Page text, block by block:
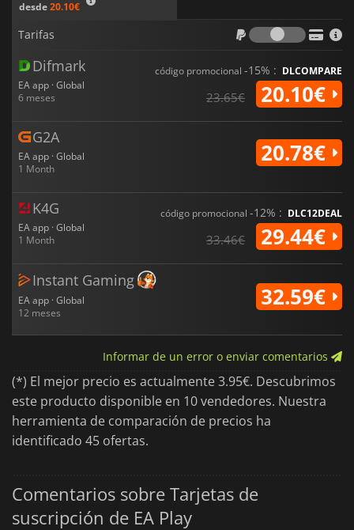
desde20.10€
Tarifas
Tarifas
Difmark
EA app · Global
6 meses
código promocional -15% : DLCOMPARE
23.65€ 20.10€
G2A
EA app · Global
1 Month
20.78€
K4G
EA app · Global
1 Month
código promocional -12% : DLC12DEAL
33.46€ 29.44€
Instant Gaming
EA app · Global
12 meses
32.59€
Informar de un error o enviar comentarios
(*) El mejor precio es actualmente 3.95€. Descubrimos
este producto disponible en 10 vendedores. Nuestra
herramienta de comparación de precios ha
identificado 45 ofertas.
Comentarios sobre Tarjetas de
suscripción de EA Play